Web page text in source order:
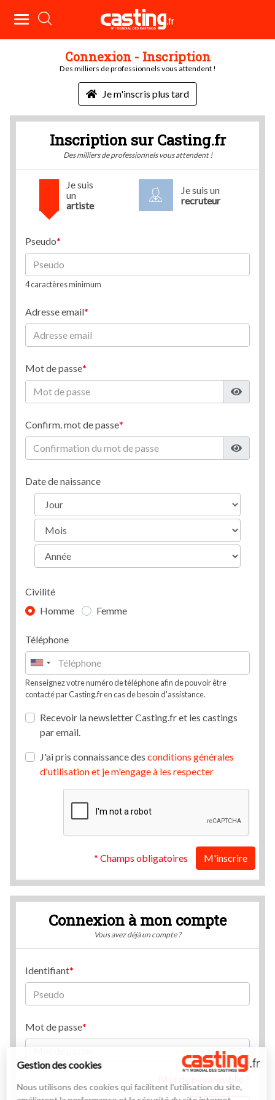
Connexion - Inscription
Des milliers de professionnels vous attendent !
Je m'inscris plus tard
Inscription sur Casting.fr
Des milliers de professionnels vous attendent !
Je suis
un
artiste
Je suis un
recruteur
Pseudo
4 caractères minimum
Adresse email
Mot de passe
Confirm. mot de passe
Date de naissance
Civilité
Homme
Femme
Téléphone
Renseignez votre numéro de téléphone afin de pouvoir être
contacté par Casting.fr en cas de besoin d'assistance.
Recevoir la newsletter Casting.fr et les castings
par email.
J'ai pris connaissance des conditions générales
d'utilisation et je m'engage à les respecter
* Champs obligatoires M'inscrire
Connexion à mon compte
Vous avez déjà un compte ?
Identifiant
Mot de passe
Gestion des cookies
Nous utilisons des cookies qui facilitent l'utilisation du site,